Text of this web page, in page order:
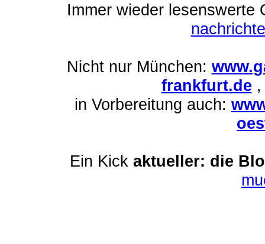
Immer wieder lesenswerte
Nicht nur München:
frankfurt.de
in Vorbereitung auch:
Ein Kick aktueller: die